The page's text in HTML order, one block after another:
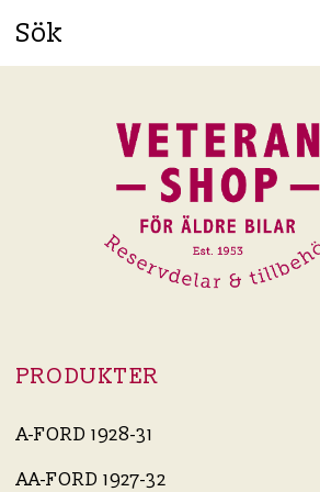
PRODUKTER
A-FORD 1928-31
AA-FORD 1927-32